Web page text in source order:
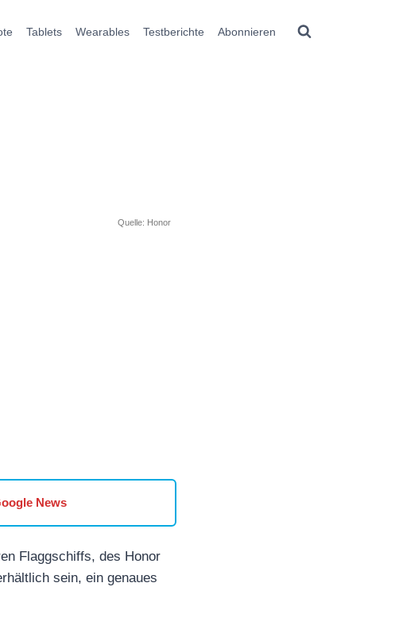
Tablets Wearables Testberichte Abonnieren
Quelle: Honor
News
Flaggschiffs, des Honor
sein, ein genaues